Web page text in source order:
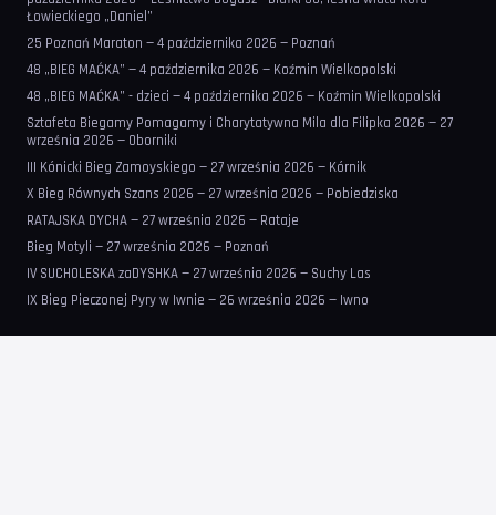
Łowieckiego „Daniel”
25 Poznań Maraton — 4 października 2026 — Poznań
48 „BIEG MAĆKA” — 4 października 2026 — Koźmin Wielkopolski
48 „BIEG MAĆKA” - dzieci — 4 października 2026 — Koźmin Wielkopolski
Sztafeta Biegamy Pomagamy i Charytatywna Mila dla Filipka 2026 — 27
września 2026 — Oborniki
III Kónicki Bieg Zamoyskiego — 27 września 2026 — Kórnik
X Bieg Równych Szans 2026 — 27 września 2026 — Pobiedziska
RATAJSKA DYCHA — 27 września 2026 — Rataje
Bieg Motyli — 27 września 2026 — Poznań
IV SUCHOLESKA zaDYSHKA — 27 września 2026 — Suchy Las
IX Bieg Pieczonej Pyry w Iwnie — 26 września 2026 — Iwno